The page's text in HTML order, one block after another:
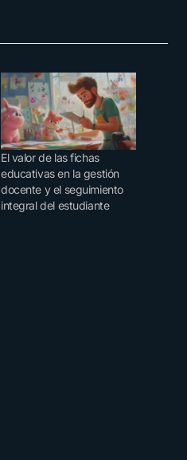
El valor de las fichas
educativas en la gestión
docente y el seguimiento
integral del estudiante